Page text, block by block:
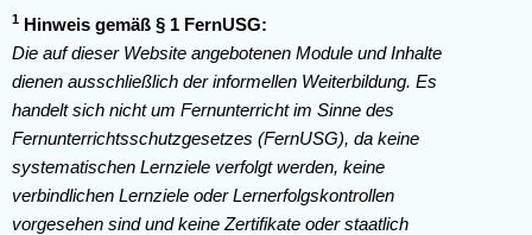
1 Hinweis gemäß § 1 FernUSG:
Die auf dieser Website angebotenen Module und Inhalte
dienen ausschließlich der informellen Weiterbildung. Es
handelt sich nicht um Fernunterricht im Sinne des
Fernunterrichtsschutzgesetzes (FernUSG), da keine
systematischen Lernziele verfolgt werden, keine
verbindlichen Lernziele oder Lernerfolgskontrollen
vorgesehen sind und keine Zertifikate oder staatlich